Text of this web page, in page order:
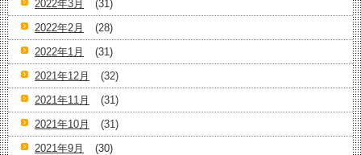
2022年3月
(31)
2022年2月
(28)
2022年1月
(31)
2021年12月
(32)
2021年11月
(31)
2021年10月
(31)
2021年9月
(30)